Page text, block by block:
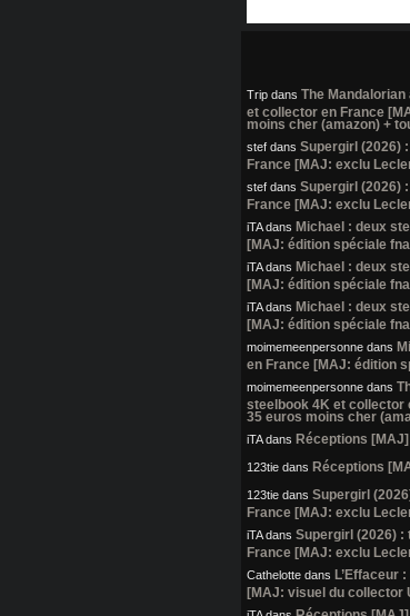
Trip dans The
et collector en France
moins cher (amazon) +
stef dans Supergirl (2026)
France [MAJ: exclu
stef dans Supergirl (2026)
France [MAJ: exclu
iTAdans Michael : deux
[MAJ: édition spéciale
iTAdans Michael : deux
[MAJ: édition spéciale
iTAdans Michael : deux
[MAJ: édition spéciale
moimemeenpersonne dans
en France [MAJ: édition
moimemeenpersonne dans
steelbook 4K et collector
35 euros moins cher
iTAdans Réceptions [MAJ]
123tie dans Réceptions
123tie dans Supergirl
France [MAJ: exclu
iTAdans Supergirl (2026)
France [MAJ: exclu
Cathelotte dans L’Effaceur
[MAJ: visuel du collector